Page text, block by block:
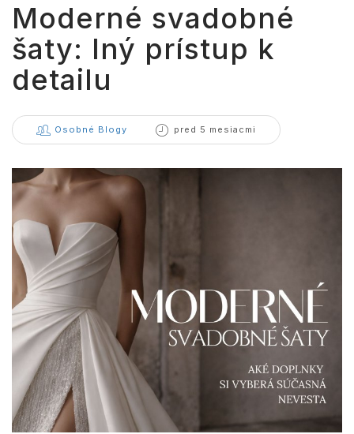
Moderné svadobné
šaty: Iný prístup k
detailu
Osobné Blogy pred 5 mesiacmi